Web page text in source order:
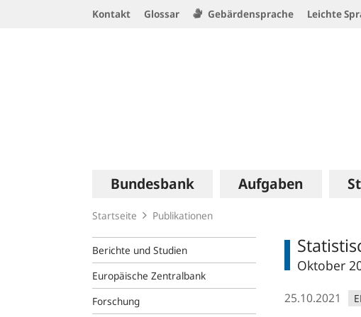
Kontakt Glossar Gebärdensprache Leichte
Hauptnavigation
Bundesbank Aufgaben
Startseite Publikationen
Berichte und Studien
Europäische Zentralbank
Forschung
Oktober
25.10.2021